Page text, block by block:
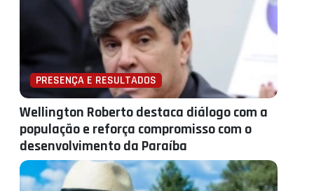
PRESENÇA E RESULTADOS
Wellington Roberto destaca diálogo com a
população e reforça compromisso com o
desenvolvimento da Paraíba